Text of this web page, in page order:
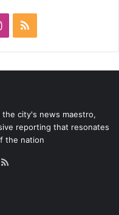
Instagram
RSS
the city's news maestro,
reporting that resonates
the nation
Instagram